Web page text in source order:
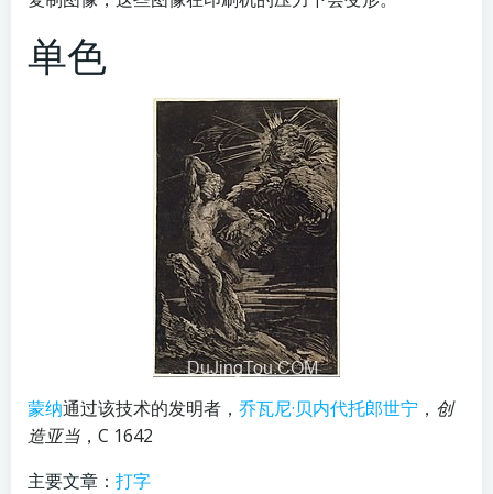
单色
蒙纳通过该技术的发明者， 乔瓦尼·贝内代托郎世宁 ， 创
造亚当 ，C 1642
主要文章： 打字